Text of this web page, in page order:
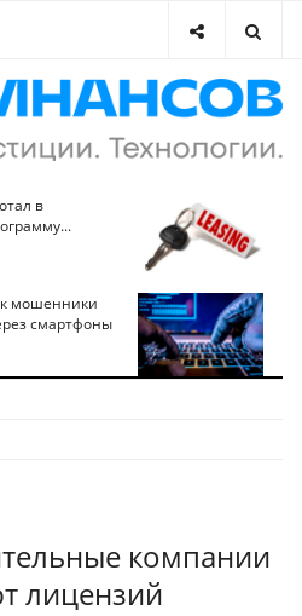
в
мошенники
смартфоны
компании
лицензий